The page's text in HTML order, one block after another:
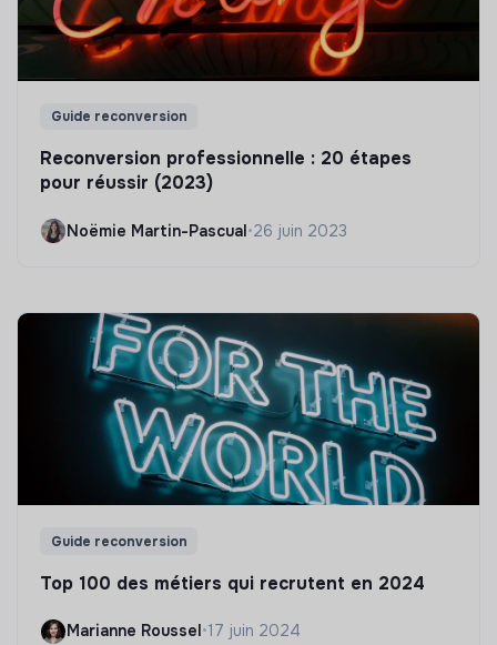
Guide reconversion
Reconversion professionnelle : 20 étapes
pour réussir (2023)
Noëmie Martin-Pascual•26 juin 2023
Guide reconversion
Top 100 des métiers qui recrutent en 2024
Marianne Roussel •17 juin 2024